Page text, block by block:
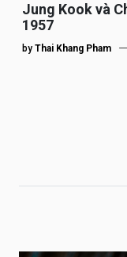
Jung Kook và
1957
by Thai Khang Pham